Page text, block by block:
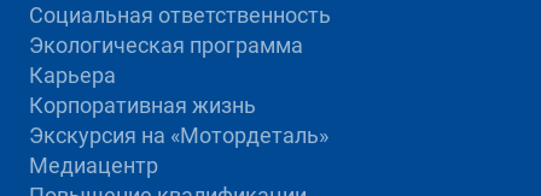
Социальная ответственность
Экологическая программа
Карьера
Корпоративная жизнь
Экскурсия на «Мотордеталь»
Медиацентр